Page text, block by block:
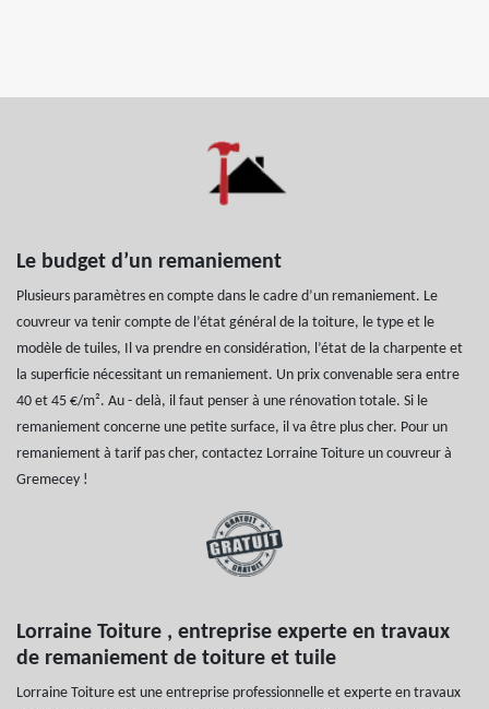
Le budget d’un remaniement
Plusieurs paramètres en compte dans le cadre d’un remaniement. Le
couvreur va tenir compte de l’état général de la toiture, le type et le
modèle de tuiles, Il va prendre en considération, l’état de la charpente et
la superficie nécessitant un remaniement. Un prix convenable sera entre
40 et 45 €/m². Au - delà, il faut penser à une rénovation totale. Si le
remaniement concerne une petite surface, il va être plus cher. Pour un
remaniement à tarif pas cher, contactez Lorraine Toiture un couvreur à
Gremecey !
Lorraine Toiture , entreprise experte en travaux
de remaniement de toiture et tuile
Lorraine Toiture est une entreprise professionnelle et experte en travaux